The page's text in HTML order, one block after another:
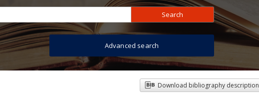
Search
Advanced search
Download bibliography description